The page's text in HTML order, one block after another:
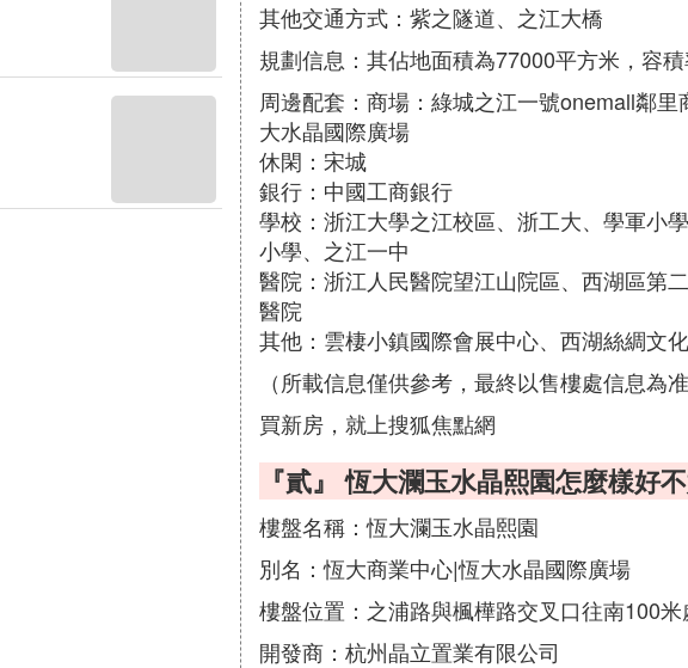
其他交通方式：紫之隧道、之江大橋
規劃信息：其佔地面積為77000平方米，容
周邊配套：商場：綠城之江一號onemall鄰
大水晶國際廣場
休閑：宋城
銀行：中國工商銀行
學校：浙江大學之江校區、浙工大、學軍小
小學、之江一中
醫院：浙江人民醫院望江山院區、西湖區第
醫院
其他：雲棲小鎮國際會展中心、西湖絲綢文
（所載信息僅供參考，最終以售樓處信息為准
買新房，就上搜狐焦點網
『貳』 恆大瀾玉水晶熙園怎麼樣好
樓盤名稱：恆大瀾玉水晶熙園
別名：恆大商業中心|恆大水晶國際廣場
樓盤位置：之浦路與楓樺路交叉口往南100米
開發商：杭州晶立置業有限公司